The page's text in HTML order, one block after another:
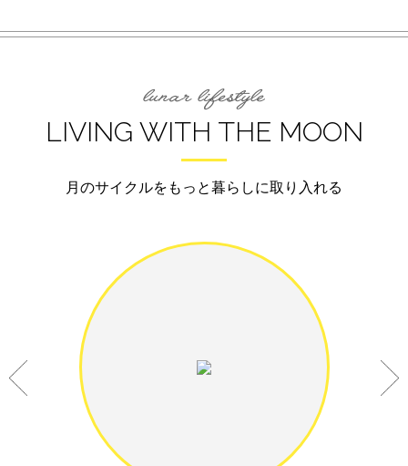
LIVING WITH THE MOON
月のサイクルをもっと暮らしに取り入れる